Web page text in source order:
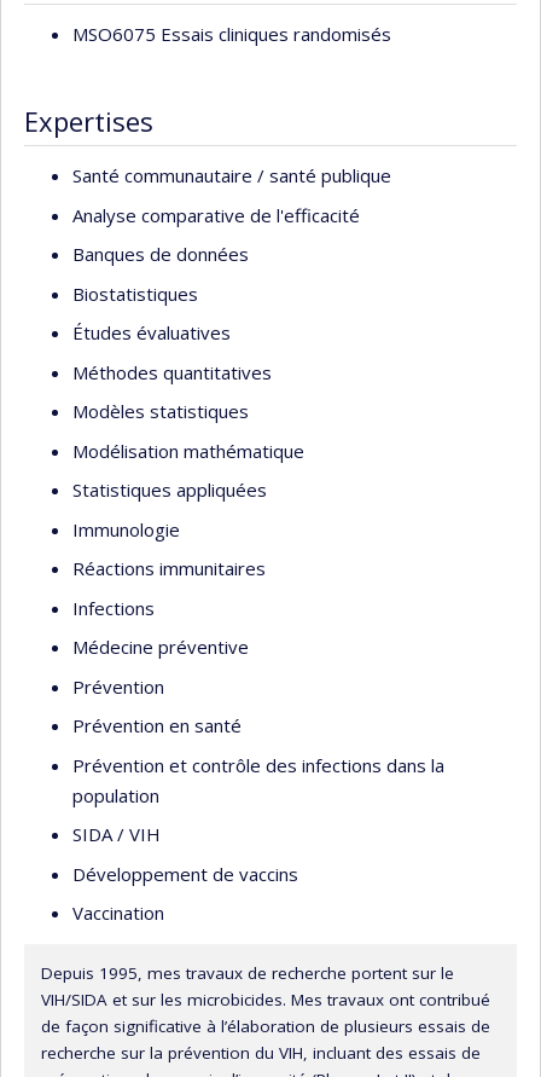
MSO6075 Essais cliniques randomisés
Expertises
Santé communautaire / santé publique
Analyse comparative de l'efficacité
Banques de données
Biostatistiques
Études évaluatives
Méthodes quantitatives
Modèles statistiques
Modélisation mathématique
Statistiques appliquées
Immunologie
Réactions immunitaires
Infections
Médecine préventive
Prévention
Prévention en santé
Prévention et contrôle des infections dans la
population
SIDA / VIH
Développement de vaccins
Vaccination
Depuis 1995, mes travaux de recherche portent sur le
VIH/SIDA et sur les microbicides. Mes travaux ont contribué
de façon significative à l’élaboration de plusieurs essais de
recherche sur la prévention du VIH, incluant des essais de